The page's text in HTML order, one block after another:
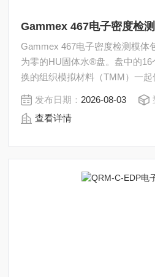
Gammex 467电子密度检
Gammex 467电子密度检测模体
为零的HU固体水®盘。盘中的
换的组织模拟材料（TMM）一
的标准电子密度插入套件包括13
广泛的材料。
发布日期： 2026-08-03
查看详情